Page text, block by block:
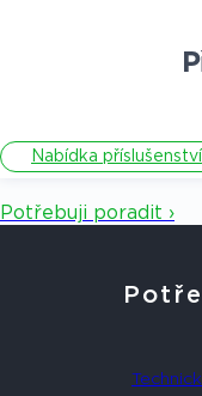
Nabídka příslušenství
Potřebuji poradit ›